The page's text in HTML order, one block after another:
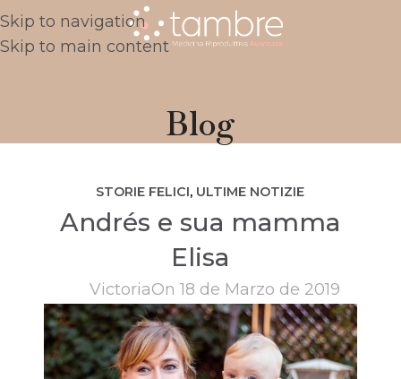
Skip to navigation
Skip to main content
Blog
STORIE FELICI, ULTIME NOTIZIE
Andrés e sua mamma
Elisa
VictoriaOn 18 de Marzo de 2019